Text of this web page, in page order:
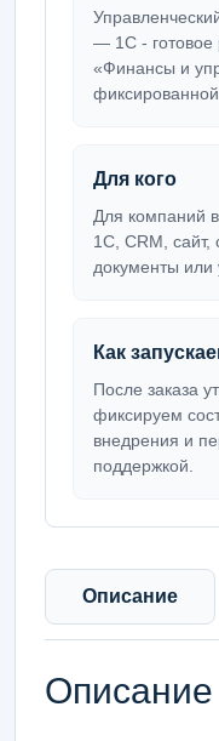
— 1С - готовое
«Финансы и
фиксированной
Для кого
Для компаний
1С, CRM, сайт,
документы или
Как
После заказа
фиксируем
внедрения и
поддержкой.
Описание
Описание